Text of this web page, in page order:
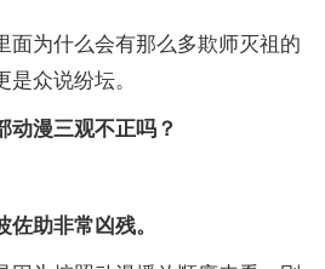
面为什么会有那么多欺师灭祖的
众说纷坛。
动漫三观不正吗？
助非常凶残。